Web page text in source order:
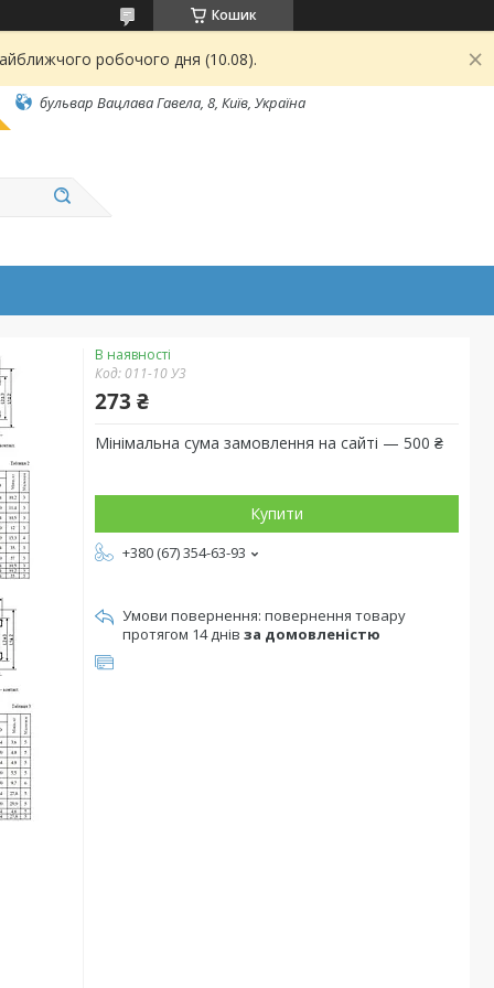
Кошик
робочого дня (10.08).
бульвар Вацлава Гавела, 8, Київ, Україна
В наявності
Код: 011-10 У3
273 ₴
Мінімальна сума замовлення на сайті — 500 ₴
Купити
+380 (67) 354-63-93
повернення товару
протягом 14 днів за домовленістю